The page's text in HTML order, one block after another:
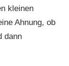
kleinen
Ahnung, ob
dann